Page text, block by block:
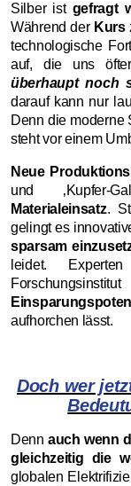
Silber ist gefragt
Während der Kurs
technologische
auf, die uns
überhaupt noch
darauf kann nur
Denn die moderne
steht vor einem
Neue
und ‚Kupfer-
Materialeinsatz.
gelingt es
sparsam
leidet.
aufhorchen lässt.
Doch wer
Dennauch wenn
gleichzeitig die
globalen